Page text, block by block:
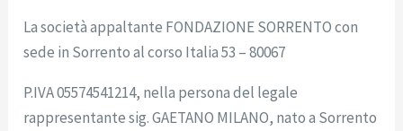
La società appaltante FONDAZIONE SORRENTO con
sede in Sorrento al corso Italia 53 – 80067
P.IVA 05574541214, nella persona del legale
rappresentante sig. GAETANO MILANO, nato a Sorrento